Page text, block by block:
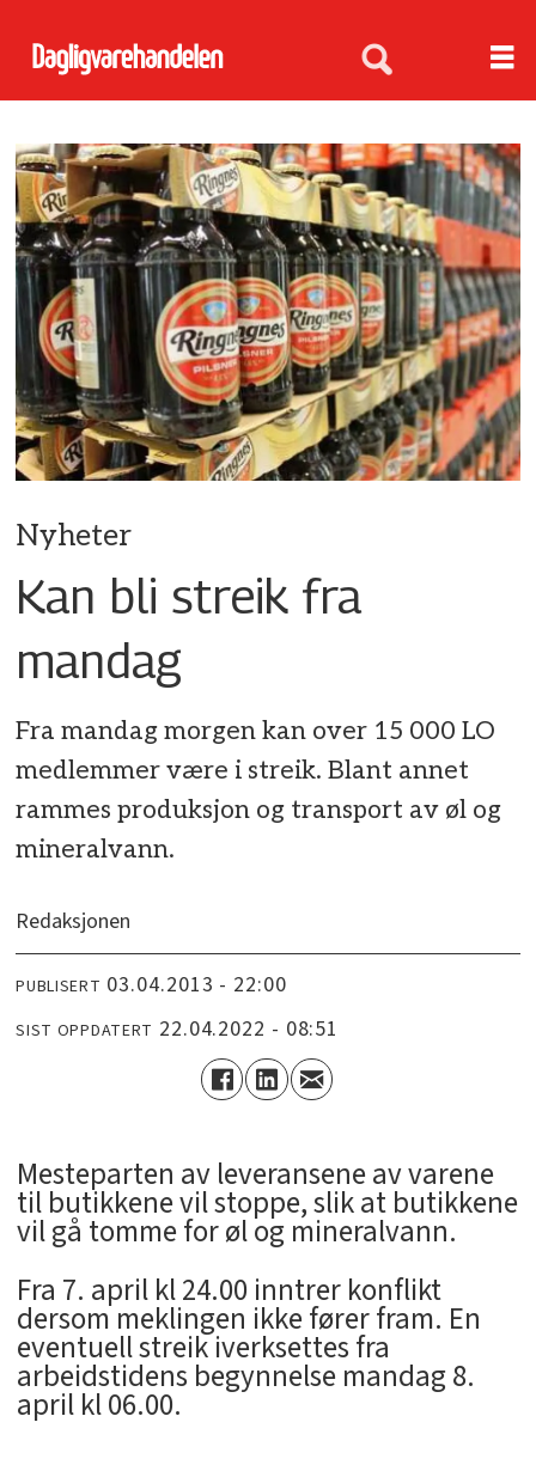
Nyheter
Kan bli streik fra
mandag
Fra mandag morgen kan over 15 000 LO
medlemmer være i streik. Blant annet
rammes produksjon og transport av øl og
mineralvann.
Redaksjonen
PUBLISERT 03.04.2013 - 22:00
SIST OPPDATERT 22.04.2022 - 08:51
Mesteparten av leveransene av varene
til butikkene vil stoppe, slik at butikkene
vil gå tomme for øl og mineralvann.
Fra 7. april kl 24.00 inntrer konflikt
dersom meklingen ikke fører fram. En
eventuell streik iverksettes fra
arbeidstidens begynnelse mandag 8.
april kl 06.00.